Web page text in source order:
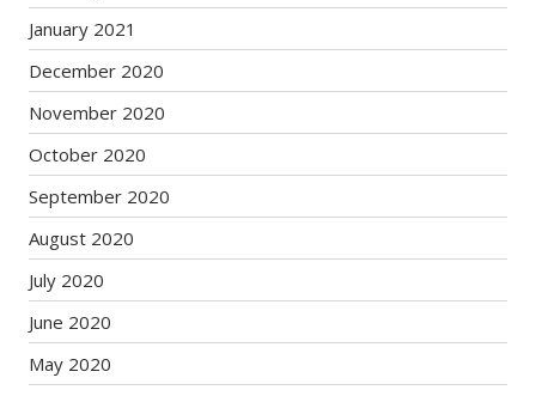
January 2021
December 2020
November 2020
October 2020
September 2020
August 2020
July 2020
June 2020
May 2020